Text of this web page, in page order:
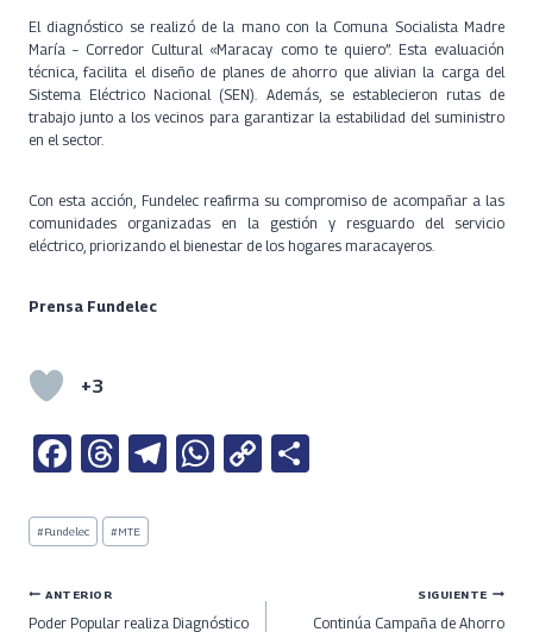
El diagnóstico se realizó de la mano con la Comuna Socialista Madre
María – Corredor Cultural «Maracay como te quiero”. Esta evaluación
técnica, facilita el diseño de planes de ahorro que alivian la carga del
Sistema Eléctrico Nacional (SEN). Además, se establecieron rutas de
trabajo junto a los vecinos para garantizar la estabilidad del suministro
en el sector.
Con esta acción, Fundelec reafirma su compromiso de acompañar a las
comunidades organizadas en la gestión y resguardo del servicio
eléctrico, priorizando el bienestar de los hogares maracayeros.
Prensa Fundelec
+3
Fa
b
o
T
re
ds
Te
m
W
A
C
n
Etiquetas
de
entrada:
#Fundelec #MTE
Navegación
ANTERIOR
Poder Popular realiza Diagnóstico
SIGUIENTE
Continúa Campaña de Ahorro